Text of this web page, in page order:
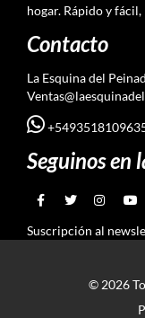
hogar. Rápido y fácil,
Contacto
La Esquina del
Seguinos en
Suscripción al
© 2026